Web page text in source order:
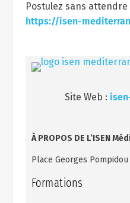
Postulez sans attendre
https://isen-
Site Web :
À PROPOS DE L’ISEN
Place Georges Pompidou
Formations